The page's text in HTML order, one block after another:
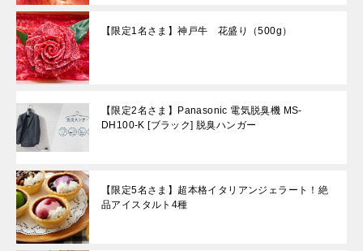
【限定1名さま】神戸牛 花盛り（500g）
【限定2名さま】Panasonic 電気脱臭機 MS-
DH100-K [ブラック] 脱臭ハンガー
【限定5名さま】超本格イタリアンジェラート！絶
品アイスタルト4種